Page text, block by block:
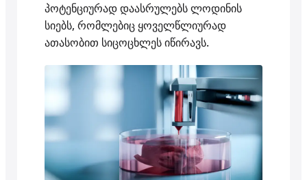
პოტენციურად დაასრულებს ლოდინის
სიებს, რომლებიც ყოველწლიურად
ათასობით სიცოცხლეს იწირავს.